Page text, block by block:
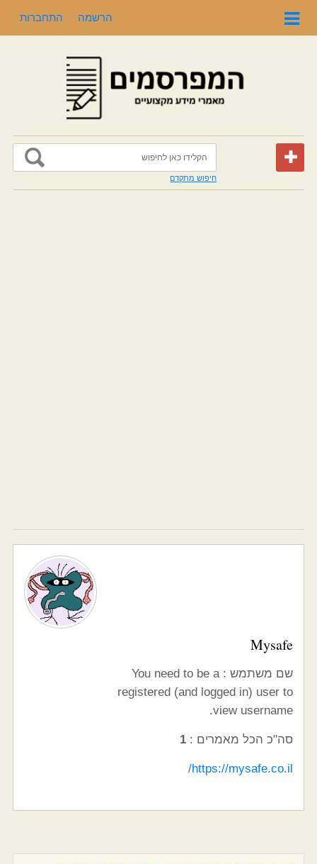
התחברות הרשמה
חיפוש מתקדם
Mysafe
שם משתמש : You need to be a
registered (and logged in) user to
view username.
סה"כ הכל מאמרים : 1
https://mysafe.co.il/